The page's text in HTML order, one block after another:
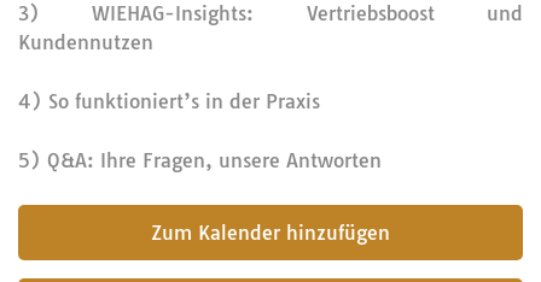
3) WIEHAG-Insights: Vertriebsboost und
Kundennutzen
4) So funktioniert’s in der Praxis
5) Q&A: Ihre Fragen, unsere Antworten